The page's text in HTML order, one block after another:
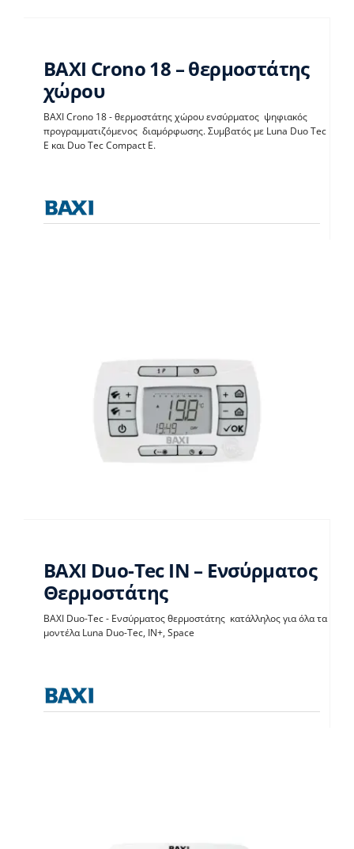
BAXI Crono 18 –
θερμοστάτης χώρου
BAXI Crono 18 – θερμοστάτης
χώρου
BAXI Crono 18 - θερμοστάτης χώρου ενσύρματος ψηφιακός
προγραμματιζόμενος διαμόρφωσης. Συμβατός με Luna Duo Tec
E και Duo Tec Compact E.
BAXI Duo-Tec IN –
Ενσύρματος
BAXI Duo-Tec IN – Ενσύρματος
Θερμοστάτης
BAXI Duo-Tec - Ενσύρματος θερμοστάτης κατάλληλος για όλα τα
μοντέλα Luna Duo-Tec, IN+, Space